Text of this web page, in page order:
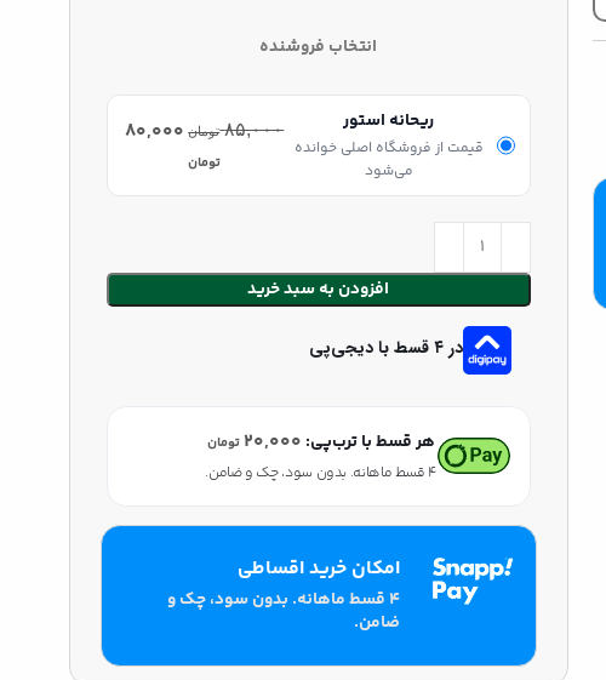
انتخاب فروشنده
ریحانه استور
قیمت از فروشگاه اصلی خوانده
می‌شود
۸۵,۰۰۰ تومان ۸۰,۰۰۰
تومان
افزودن به سبد خرید
در ۴ قسط با دیجی‌پی
هر قسط با ترب‌پی: ۲۰,۰۰۰ تومان
۴ قسط ماهانه. بدون سود، چک و ضامن.
امکان خرید اقساطی
۴ قسط ماهانه. بدون سود، چک و
ضامن.